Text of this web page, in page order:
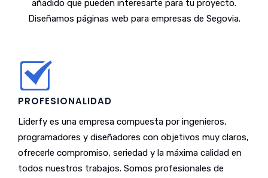
añadido que pueden interesarte para tu proyecto.
Diseñamos páginas web para empresas de Segovia.
PROFESIONALIDAD
Liderfy es una empresa compuesta por ingenieros,
programadores y diseñadores con objetivos muy claros,
ofrecerle compromiso, seriedad y la máxima calidad en
todos nuestros trabajos. Somos profesionales de